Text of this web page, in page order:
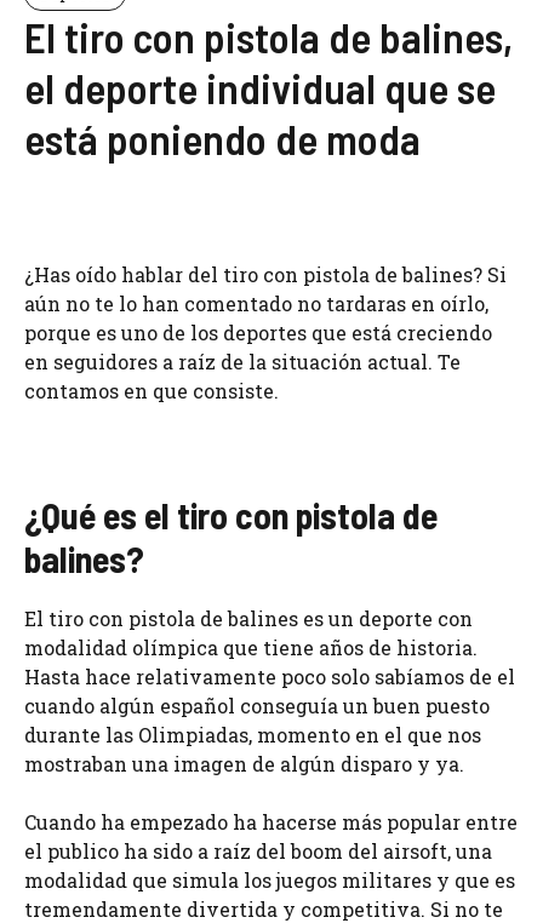
El tiro con pistola de balines,
el deporte individual que se
está poniendo de moda
¿Has oído hablar del tiro con pistola de balines? Si
aún no te lo han comentado no tardaras en oírlo,
porque es uno de los deportes que está creciendo
en seguidores a raíz de la situación actual. Te
contamos en que consiste.
¿Qué es el tiro con pistola de
balines?
El tiro con pistola de balines es un deporte con
modalidad olímpica que tiene años de historia.
Hasta hace relativamente poco solo sabíamos de el
cuando algún español conseguía un buen puesto
durante las Olimpiadas, momento en el que nos
mostraban una imagen de algún disparo y ya.
Cuando ha empezado ha hacerse más popular entre
el publico ha sido a raíz del boom del airsoft, una
modalidad que simula los juegos militares y que es
tremendamente divertida y competitiva. Si no te